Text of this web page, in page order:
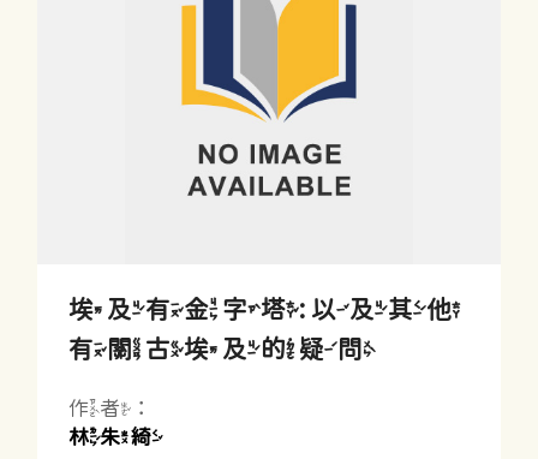
埃及有金字塔: 以及其他
有關古埃及的疑問
作者：
林朱綺